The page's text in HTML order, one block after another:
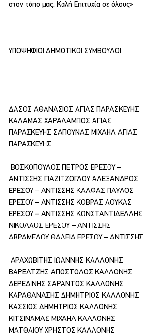
στον τόπο μας. Καλή Επιτυχία σε όλους»
ΥΠΟΨΗΦΙΟΙ ΔΗΜΟΤΙΚΟΙ ΣΥΜΒΟΥΛΟΙ
ΔΑΣΟΣ ΑΘΑΝΑΣΙΟΣ ΑΓΙΑΣ ΠΑΡΑΣΚΕΥΗΣ
ΚΑΛΑΜΑΣ ΧΑΡΑΛΑΜΠΟΣ ΑΓΙΑΣ
ΠΑΡΑΣΚΕΥΗΣ ΣΑΠΟΥΝΑΣ ΜΙΧΑΗΛ ΑΓΙΑΣ
ΠΑΡΑΣΚΕΥΗΣ
ΑΝΤΙΣΣΗΣ ΓΙΑΖΙΤΖΟΓΛΟΥ ΑΛΕΞΑΝΔΡΟΣ
ΕΡΕΣΟΥ – ΑΝΤΙΣΣΗΣ ΚΑΛΦΑΣ ΠΑΥΛΟΣ
ΕΡΕΣΟΥ – ΑΝΤΙΣΣΗΣ ΚΟΒΡΑΣ ΛΟΥΚΑΣ
ΕΡΕΣΟΥ – ΑΝΤΙΣΣΗΣ ΚΩΝΣΤΑΝΤΙΔΕΛΛΗΣ
ΝΙΚΟΛΑΟΣ ΕΡΕΣΟΥ – ΑΝΤΙΣΣΗΣ
ΑΒΡΑΜΕΛΟΥ ΘΑΛΕΙΑ ΕΡΕΣΟΥ – ΑΝΤΙΣΣΗΣ
ΒΑΡΕΛΤΖΗΣ ΑΠΟΣΤΟΛΟΣ ΚΑΛΛΟΝΗΣ
ΔΕΡΕΔΙΝΗΣ ΣΑΡΑΝΤΟΣ ΚΑΛΛΟΝΗΣ
ΚΑΡΑΘΑΝΑΣΗΣ ΔΗΜΗΤΡΙΟΣ ΚΑΛΛΟΝΗΣ
ΚΑΣΣΙΟΣ ΔΗΜΗΤΡΙΟΣ ΚΑΛΛΟΝΗΣ
ΚΙΤΣΙΝΑΜΑΣ ΜΙΧΑΗΛ ΚΑΛΛΟΝΗΣ
ΜΑΤΘΑΙΟΥ ΧΡΗΣΤΟΣ ΚΑΛΛΟΝΗΣ